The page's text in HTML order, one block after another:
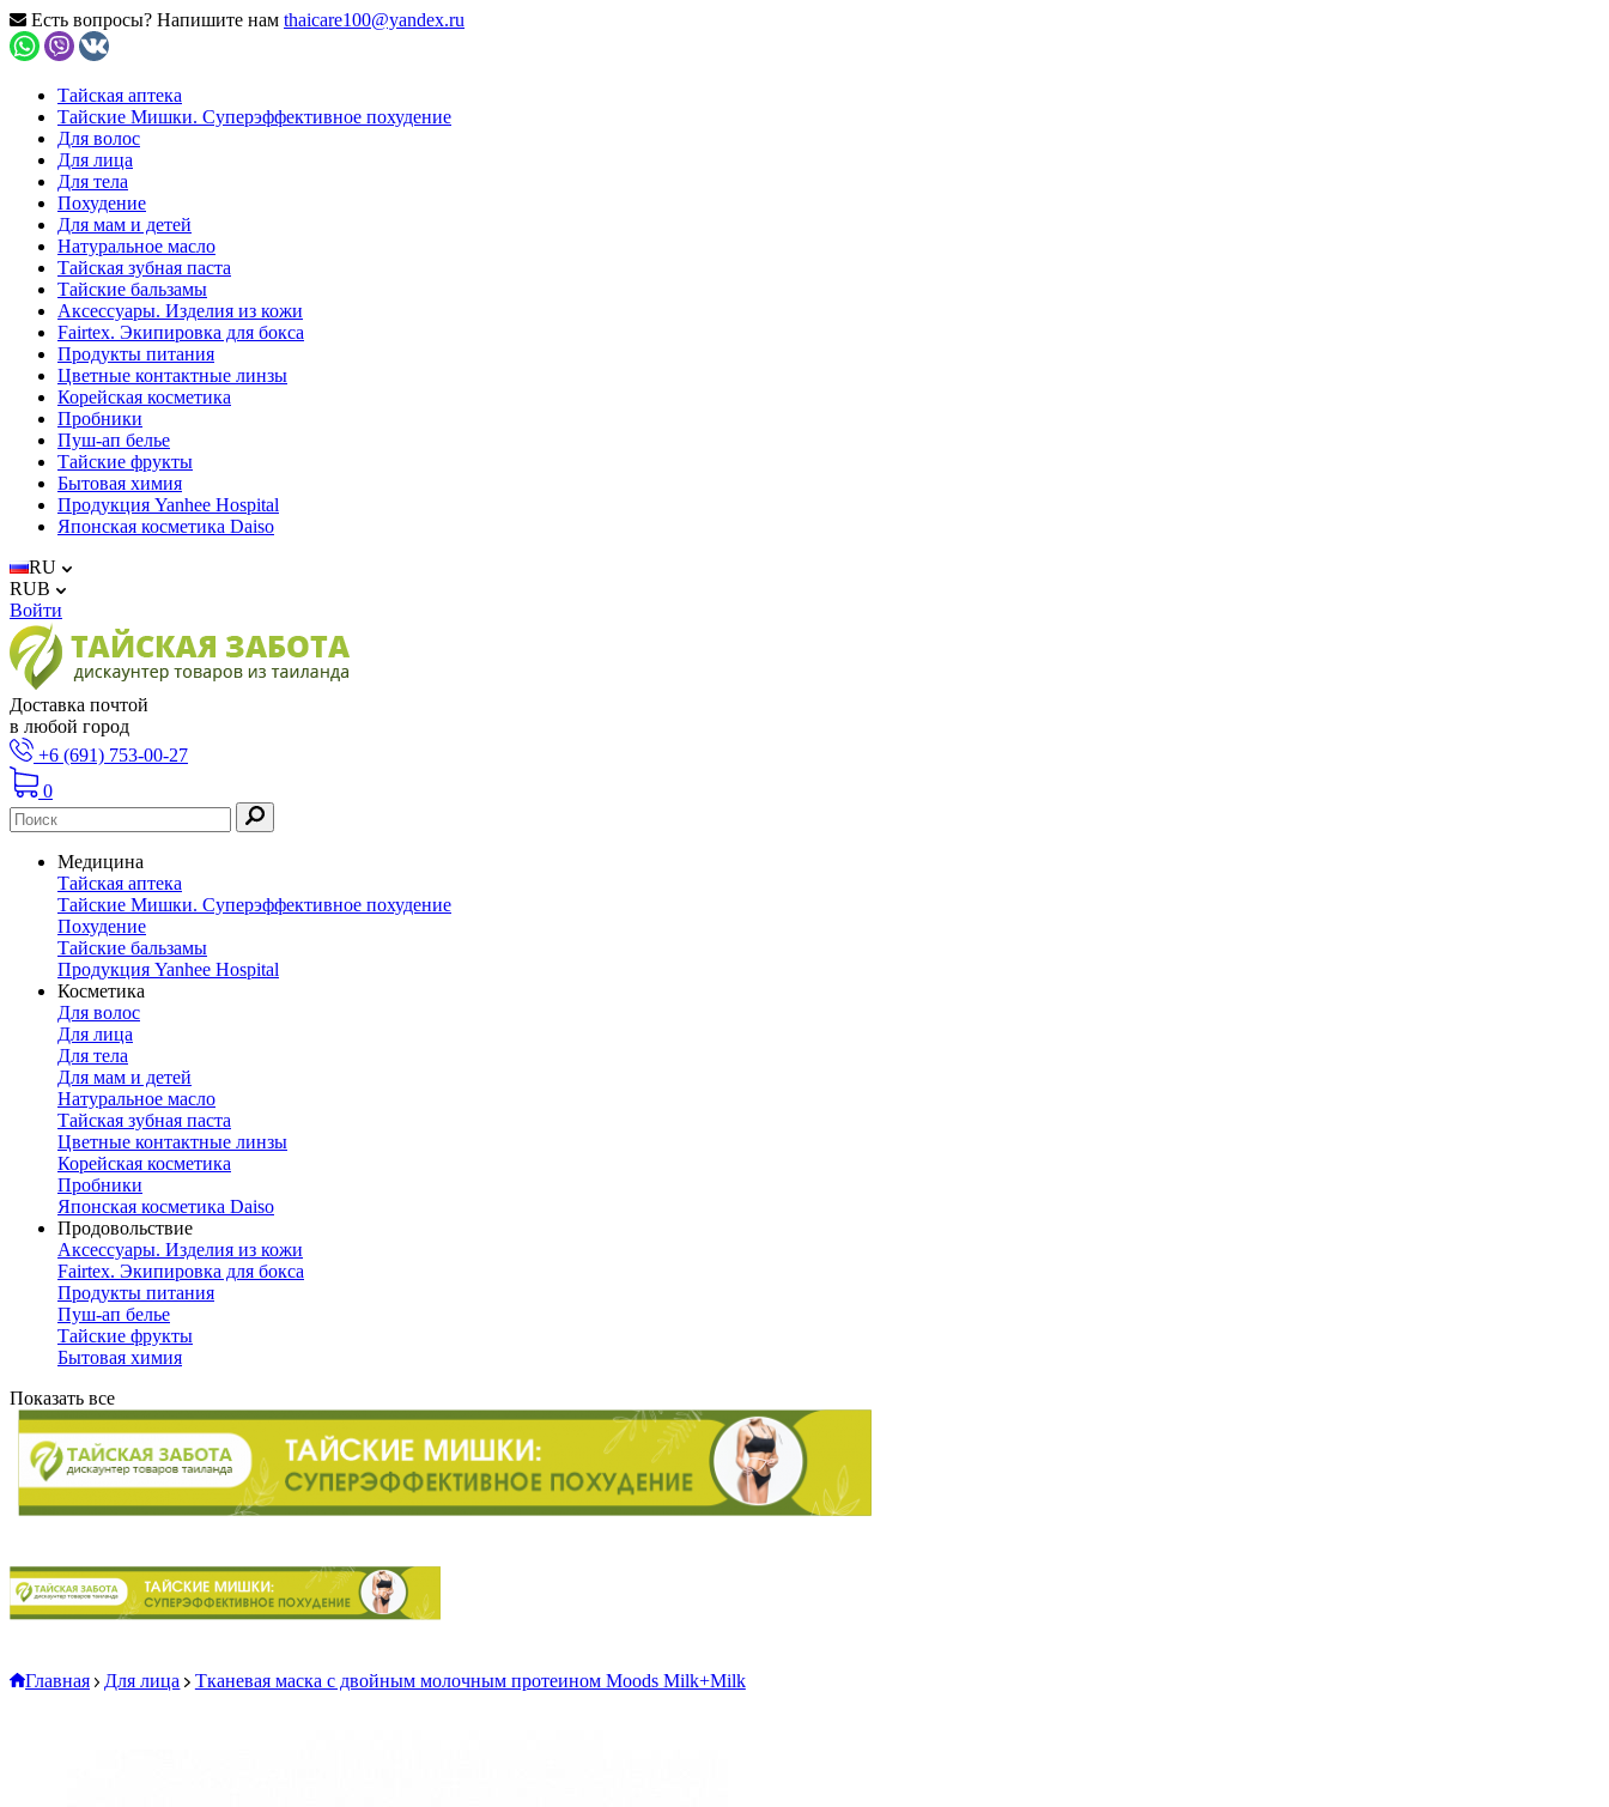
Есть вопросы? Напишите нам thaicare100@yandex.ru
Тайская аптека
Тайские Мишки. Суперэффективное похудение
Для волос
Для лица
Для тела
Похудение
Для мам и детей
Натуральное масло
Тайская зубная паста
Тайские бальзамы
Аксессуары. Изделия из кожи
Fairtex. Экипировка для бокса
Продукты питания
Цветные контактные линзы
Корейская косметика
Пробники
Пуш-ап белье
Тайские фрукты
Бытовая химия
Продукция Yanhee Hospital
Японская косметика Daiso
RU
RUB
Войти
Доставка почтой
в любой город
+6 (691) 753-00-27
0
Медицина
Тайская аптека
Тайские Мишки. Суперэффективное похудение
Похудение
Тайские бальзамы
Продукция Yanhee Hospital
Косметика
Для волос
Для лица
Для тела
Для мам и детей
Натуральное масло
Тайская зубная паста
Цветные контактные линзы
Корейская косметика
Пробники
Японская косметика Daiso
Продовольствие
Аксессуары. Изделия из кожи
Fairtex. Экипировка для бокса
Продукты питания
Пуш-ап белье
Тайские фрукты
Бытовая химия
Показать все
Главная Для лица Тканевая маска с двойным молочным протеином Moods Milk+Milk